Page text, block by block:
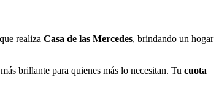
realiza Casa de las Mercedes, brindando un hogar
brillante para quienes más lo necesitan. Tu cuota